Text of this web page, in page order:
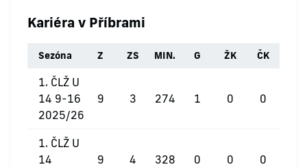
Kariéra v Příbrami
Sezóna Z ZS MIN. G ŽK ČK
1. ČLŽ U
14 9-16
2025/26
9 3 274 1 0 0
1. ČLŽ U
14
9 4 328 0 0 0